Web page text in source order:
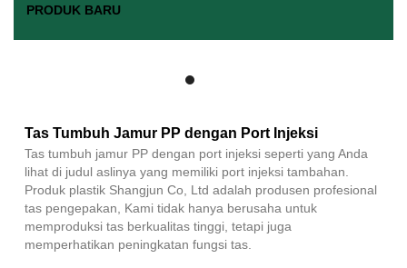
PRODUK BARU
Tas Tumbuh Jamur PP dengan Port Injeksi
Tas tumbuh jamur PP dengan port injeksi seperti yang Anda
lihat di judul aslinya yang memiliki port injeksi tambahan.
Produk plastik Shangjun Co, Ltd adalah produsen profesional
tas pengepakan, Kami tidak hanya berusaha untuk
memproduksi tas berkualitas tinggi, tetapi juga
memperhatikan peningkatan fungsi tas.